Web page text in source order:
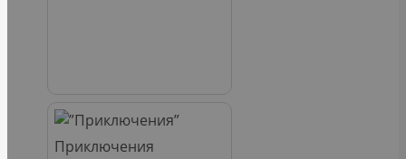
Приключения